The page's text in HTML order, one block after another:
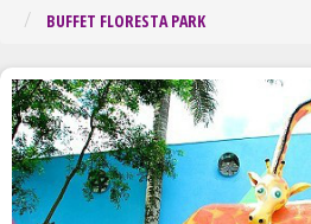
BUFFET FLORESTA PARK